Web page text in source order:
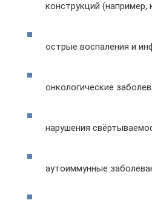
конструкций
острые воспаления и
онкологические
нарушения
аутоиммунные